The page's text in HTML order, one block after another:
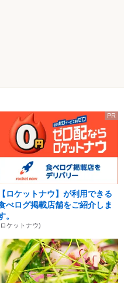
PR
【ロケットナウ】が利用できる
べログ掲載店舗をご紹介しま
。
ケットナウ)